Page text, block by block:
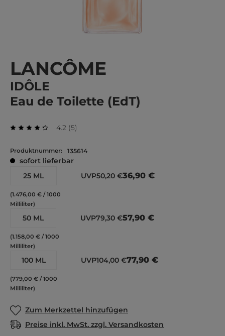
LANCÔME
IDÔLE
Eau de Toilette (EdT)
4.2
Durchschnittliche Bewertung von 4.2 von 5
(5)
Bewertungen
Produktnummer: 135614
sofort lieferbar
25 ML
(1.476,00 € / 1000
Milliliter)
UVP50,20 €36,90 €
50 ML
(1.158,00 € / 1000
Milliliter)
UVP79,30 €57,90 €
100 ML
(779,00 € / 1000
Milliliter)
UVP104,00 €77,90 €
Zum Merkzettel hinzufügen
Preise inkl. MwSt. zzgl. Versandkosten